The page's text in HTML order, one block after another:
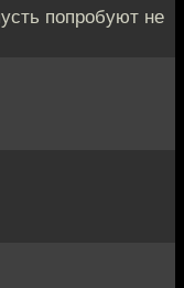
попробуют не